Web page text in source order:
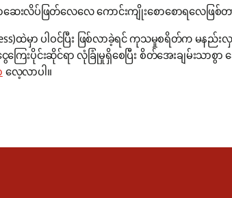
ာဆေးလိပ်ဖြတ်လေလေ ကောင်းကျိုးစောစောရလ
ထဲမှာ ပါဝင်ပြီး ဖြစ်လာခဲ့ရင် ကုသမှုစရိတ်က မန
းပိုင်းဆိုင်ရာ လုံခြုံမှုရှိစေပြီး စိတ်အေးချမ်းသာ
လေ့လာပါ။